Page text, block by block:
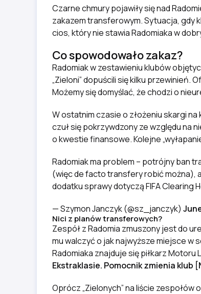
Czarne chmury pojawiły się nad
zakazem transferowym. Sytuacja, gdy
cios, który nie stawia Radomiaka w
Co spowodowało zakaz?
Radomiak w zestawieniu klubów
„Zieloni” dopuścili się kilku przewinień.
Możemy się domyślać, że chodzi o
W ostatnim czasie o złożeniu skargi na
czuł się pokrzywdzony ze względu na
o kwestie finansowe. Kolejne
Radomiak ma problem – potrójny ban
(więc de facto transfery robić można),
dodatku sprawy dotyczą FIFA Clearing
— Szymon Janczyk (@sz_janczyk)
Nici z planów transferowych?
Zespół z Radomia zmuszony jest do
mu walczyć o jak najwyższe miejsce w
Radomiaka znajduje się piłkarz Motoru
Ekstraklasie. Pomocnik zmienia klub
Oprócz „Zielonych” na liście zespołów